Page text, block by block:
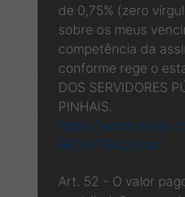
de 0,75% (zero
sobre os meus
competência da
conforme rege o
DOS SERVIDORES
PINHAIS.
https://
REGISTRADO.pdf
Art. 52 - O valor